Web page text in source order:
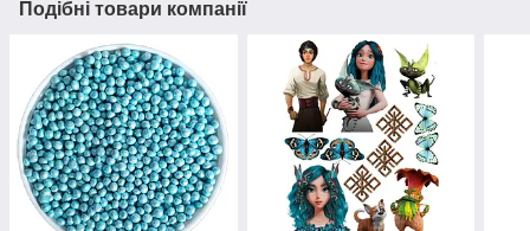
Подібні товари компанії